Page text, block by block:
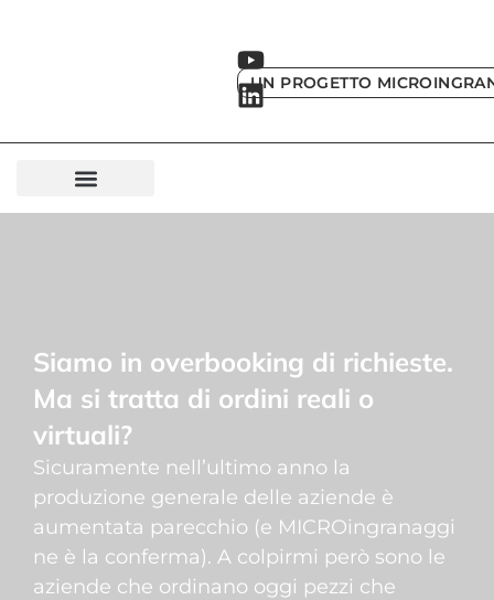
UN PROGETTO
Siamo in overbooking di richieste.
Ma si tratta di ordini reali o
virtuali?
Sicuramente nell’ultimo anno la
produzione generale delle aziende è
aumentata parecchio (e MICROingranaggi
ne è la conferma). A colpirmi però sono le
aziende che ordinano oggi pezzi che